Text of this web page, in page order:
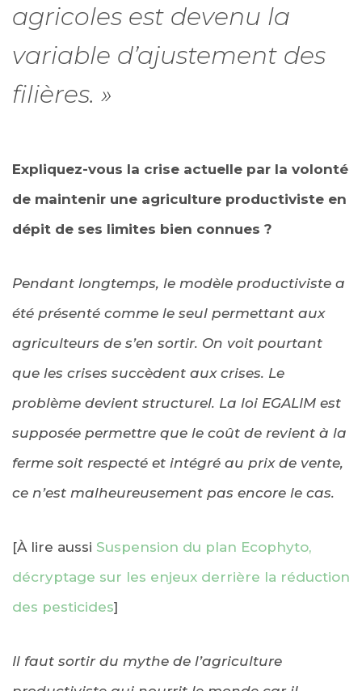
agricoles est devenu la
variable d’ajustement des
filières. »
Expliquez-vous la crise actuelle par la volonté
de maintenir une agriculture productiviste en
dépit de ses limites bien connues ?
Pendant longtemps, le modèle productiviste a
été présenté comme le seul permettant aux
agriculteurs de s’en sortir. On voit pourtant
que les crises succèdent aux crises. Le
problème devient structurel. La loi EGALIM est
supposée permettre que le coût de revient à la
ferme soit respecté et intégré au prix de vente,
ce n’est malheureusement pas encore le cas.
[À lire aussi Suspension du plan Ecophyto,
décryptage sur les enjeux derrière la réduction
des pesticides]
Il faut sortir du mythe de l’agriculture